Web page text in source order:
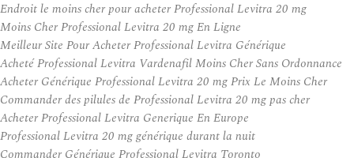
Endroit le moins cher pour acheter Professional Levitra 20 mg
Moins Cher Professional Levitra 20 mg En Ligne
Meilleur Site Pour Acheter Professional Levitra Générique
Acheté Professional Levitra Vardenafil Moins Cher Sans Ordonnance
Acheter Générique Professional Levitra 20 mg Prix Le Moins Cher
Commander des pilules de Professional Levitra 20 mg pas cher
Acheter Professional Levitra Generique En Europe
Professional Levitra 20 mg générique durant la nuit